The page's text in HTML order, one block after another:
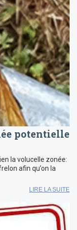
potentielle
la volucelle zonée:
afin qu’on la
LIRE LA SUITE